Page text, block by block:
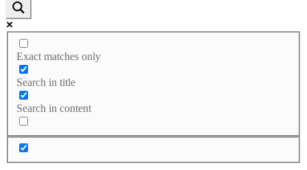
Exact matches only
Search in title
Search in content